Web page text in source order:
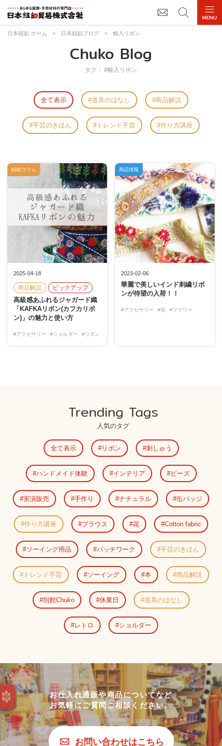
日本紐釦 ホーム > 日本紐釦ブログ > 輸入リボン
Chuko Blog
タグ： #輸入リボン
全て表示 道具のはなし 商品解説
手芸のきほん トレンド手芸 作り方講座
2025-04-18
商品解説 ピックアップ
高級感あふれるジャガード織
「KAFKAリボン(カフカリボ
ン)」の魅力と使い方
#アクセサリー #ショルダー #リボン
紐釦コラム
2023-02-06
華麗で美しいインド刺繍リボ
ンが待望の入荷！！
#アクセサリー #花 #フラワー
商品情報
Trending Tags
人気のタグ
全て表示 リボン 刺しゅう
ハンドメイド体験 インテリア ビーズ
実演販売 手作り ナチュラル 缶バッジ
作り方講座 ブラウス 花 Cotton fabric
ソーイング用品 パッチワーク 手芸のきほん
トレンド手芸 ソーイング 本 商品解説
別館Chuko 休業日 道具のはなし
レトロ ショルダー
お仕入れ通販や商品についてなど
お気軽にご質問ご相談ください。
お問い合わせはこちら